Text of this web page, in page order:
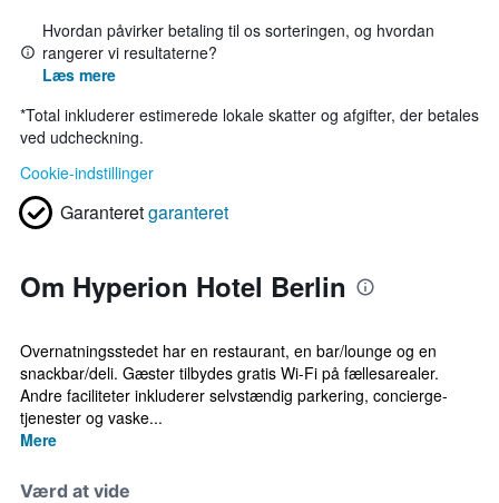
Hvordan påvirker betaling til os sorteringen, og hvordan
rangerer vi resultaterne?
Læs mere
*Total inkluderer estimerede lokale skatter og afgifter, der betales
ved udcheckning.
Cookie-indstillinger
Garanteretgaranteret
Om Hyperion Hotel Berlin
Overnatningsstedet har en restaurant, en bar/lounge og en
snackbar/deli. Gæster tilbydes gratis Wi-Fi på fællesarealer.
Andre faciliteter inkluderer selvstændig parkering, concierge-
tjenester og vaske...
Mere
Værd at vide